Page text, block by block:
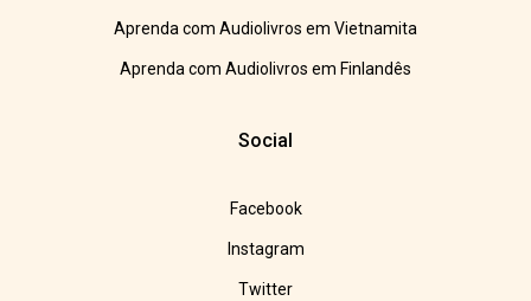
Aprenda com Audiolivros em Vietnamita
Aprenda com Audiolivros em Finlandês
Social
Facebook
Instagram
Twitter